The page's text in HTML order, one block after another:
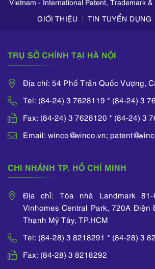
GIỚI THIỆU
TIN TUYỂN DỤNG
TRỤ SỞ CHÍNH TẠI HÀ NỘI
Địa chỉ: 54 Phố Trần Quốc Vượng,
Tel: (84-24) 3 7628119 * (84-24) 3
Fax: (84-24) 3 7628120 * (84-24) 3
Email: winco@winco.vn;
CHI NHÁNH TP. HỒ CHÍ MINH
Địa chỉ: Tòa nhà Landmark 81-
Vinhomes Central Park, 720A Điện
Thạnh Mỹ Tây, TP.HCM
Tel: (84-28) 3 8218291 * (84-28) 3
Fax: (84-28) 3 8218292